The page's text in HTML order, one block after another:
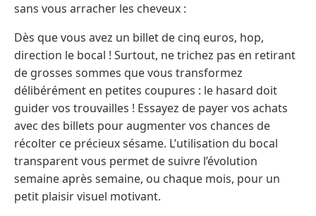
sans vous arracher les cheveux :
Dès que vous avez un billet de cinq euros, hop,
direction le bocal ! Surtout, ne trichez pas en retirant
de grosses sommes que vous transformez
délibérément en petites coupures : le hasard doit
guider vos trouvailles ! Essayez de payer vos achats
avec des billets pour augmenter vos chances de
récolter ce précieux sésame. L’utilisation du bocal
transparent vous permet de suivre l’évolution
semaine après semaine, ou chaque mois, pour un
petit plaisir visuel motivant.